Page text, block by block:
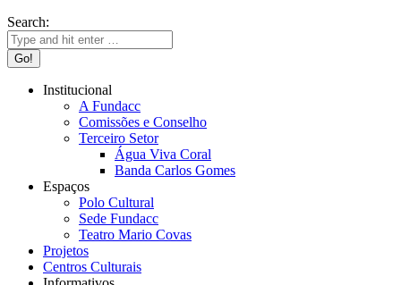
Search:
Institucional
A Fundacc
Comissões e Conselho
Terceiro Setor
Água Viva Coral
Banda Carlos Gomes
Espaços
Polo Cultural
Sede Fundacc
Teatro Mario Covas
Projetos
Centros Culturais